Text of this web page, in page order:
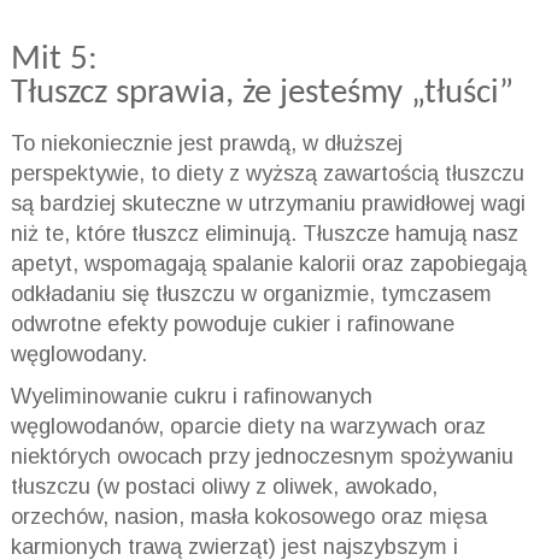
Mit 5:
Tłuszcz sprawia, że jesteśmy „tłuści”
To niekoniecznie jest prawdą, w dłuższej
perspektywie, to diety z wyższą zawartością tłuszczu
są bardziej skuteczne w utrzymaniu prawidłowej wagi
niż te, które tłuszcz eliminują. Tłuszcze hamują nasz
apetyt, wspomagają spalanie kalorii oraz zapobiegają
odkładaniu się tłuszczu w organizmie, tymczasem
odwrotne efekty powoduje cukier i rafinowane
węglowodany.
Wyeliminowanie cukru i rafinowanych
węglowodanów, oparcie diety na warzywach oraz
niektórych owocach przy jednoczesnym spożywaniu
tłuszczu (w postaci oliwy z oliwek, awokado,
orzechów, nasion, masła kokosowego oraz mięsa
karmionych trawą zwierząt) jest najszybszym i